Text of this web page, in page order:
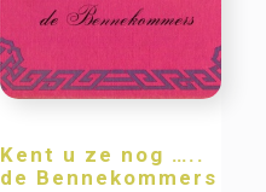
Kent u ze nog …..
de Bennekommers